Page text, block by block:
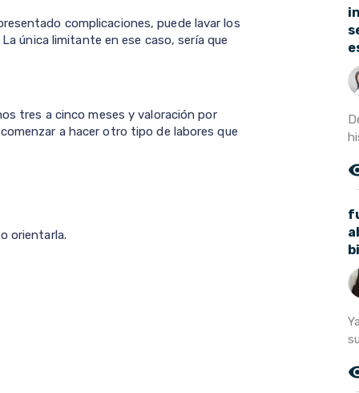
complicaciones, puede lavar los
única limitante en ese caso, sería que
tres a cinco meses y valoración por
a hacer otro tipo de labores que
orientarla.